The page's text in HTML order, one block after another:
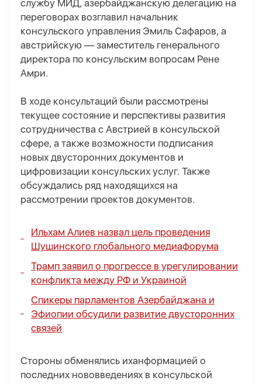
службу МИД, азербайджанскую делегацию на
переговорах возглавил начальник
консульского управления Эмиль Сафаров, а
австрийскую — заместитель генерального
директора по консульским вопросам Рене
Амри.
В ходе консультаций были рассмотрены
текущее состояние и перспективы развития
сотрудничества с Австрией в консульской
сфере, а также возможности подписания
новых двусторонних документов и
цифровизации консульских услуг. Также
обсуждались ряд находящихся на
рассмотрении проектов документов.
Ильхам Алиев назвал цель проведения
Шушинского глобального медиафорума
Трамп заявил о прогрессе в урегулировании
конфликта между РФ и Украиной
Спикеры парламентов Азербайджана и
Эфиопии обсудили развитие двусторонних
связей
Стороны обменялись иxaнформацией о
последних нововведениях в консульской